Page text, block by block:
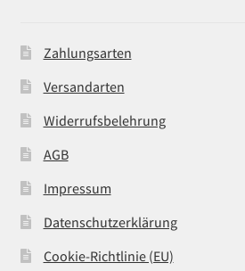
Zahlungsarten
Versandarten
Widerrufsbelehrung
AGB
Impressum
Datenschutzerklärung
Cookie-Richtlinie (EU)